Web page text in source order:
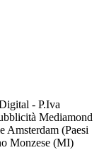
- P.Iva
Mediamond
Amsterdam (Paesi
Monzese (MI)